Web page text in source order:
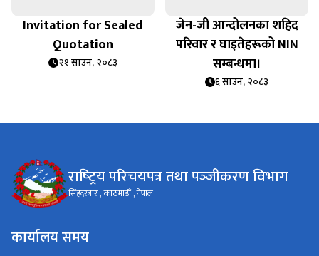
Invitation for Sealed
Quotation
२१ साउन, २०८३
जेन-जी आन्दोलनका शहिद
परिवार र घाइतेहरूको NIN
सम्बन्धमा।
६ साउन, २०८३
राष्‍ट्रिय परिचयपत्र तथा पञ्‍जीकरण विभाग
सिंहदरबार , काठमाडौं , नेपाल
कार्यालय समय